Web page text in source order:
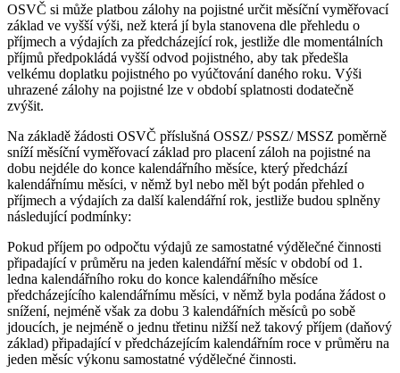
OSVČ si může platbou zálohy na pojistné určit měsíční vyměřovací
základ ve vyšší výši, než která jí byla stanovena dle přehledu o
příjmech a výdajích za předcházející rok, jestliže dle momentálních
příjmů předpokládá vyšší odvod pojistného, aby tak předešla
velkému doplatku pojistného po vyúčtování daného roku. Výši
uhrazené zálohy na pojistné lze v období splatnosti dodatečně
zvýšit.
Na základě žádosti OSVČ příslušná OSSZ/ PSSZ/ MSSZ poměrně
sníží měsíční vyměřovací základ pro placení záloh na pojistné na
dobu nejdéle do konce kalendářního měsíce, který předchází
kalendářnímu měsíci, v němž byl nebo měl být podán přehled o
příjmech a výdajích za další kalendářní rok, jestliže budou splněny
následující podmínky:
Pokud příjem po odpočtu výdajů ze samostatné výdělečné činnosti
připadající v průměru na jeden kalendářní měsíc v období od 1.
ledna kalendářního roku do konce kalendářního měsíce
předcházejícího kalendářnímu měsíci, v němž byla podána žádost o
snížení, nejméně však za dobu 3 kalendářních měsíců po sobě
jdoucích, je nejméně o jednu třetinu nižší než takový příjem (daňový
základ) připadající v předcházejícím kalendářním roce v průměru na
jeden měsíc výkonu samostatné výdělečné činnosti.